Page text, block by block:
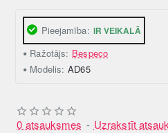
Pieejamība: IR VEIKALĀ
Ražotājs: Bespeco
Modelis: AD65
0 atsauksmes - Uzrakstīt